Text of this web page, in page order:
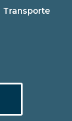
Transporte